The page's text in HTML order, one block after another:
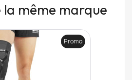
même marque
Promo